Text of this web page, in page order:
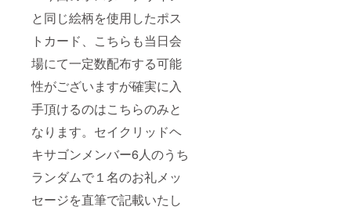
と同じ絵柄を使用したポス
トカード、こちらも当日会
場にて一定数配布する可能
性がございますが確実に入
手頂けるのはこちらのみと
なります。セイクリッドヘ
キサゴンメンバー6人のうち
ランダムで１名のお礼メッ
セージを直筆で記載いたし